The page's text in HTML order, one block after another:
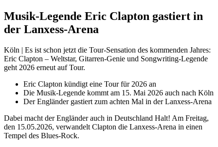
Musik-Legende Eric Clapton gastiert in
der Lanxess-Arena
Köln | Es ist schon jetzt die Tour-Sensation des kommenden Jahres:
Eric Clapton – Weltstar, Gitarren-Genie und Songwriting-Legende
geht 2026 erneut auf Tour.
Eric Clapton kündigt eine Tour für 2026 an
Die Musik-Legende kommt am 15. Mai 2026 auch nach Köln
Der Engländer gastiert zum achten Mal in der Lanxess-Arena
Dabei macht der Engländer auch in Deutschland Halt! Am Freitag,
den 15.05.2026, verwandelt Clapton die Lanxess-Arena in einen
Tempel des Blues-Rock.